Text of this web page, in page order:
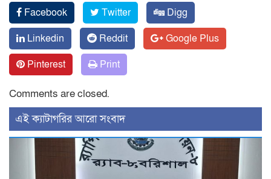
Facebook Twitter
Digg
Linkedin
Reddit
Google Plus
Pinterest
Print
Comments are closed.
‍এই ক্যাটাগরির ‍আরো সংবাদ